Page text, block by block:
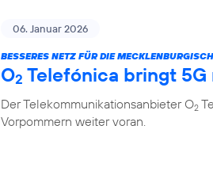
06. Januar 2026
BESSERES NETZ FÜR DIE
O2 Telefónica bringt
Der Telekommunikationsanbieter O2
Vorpommern weiter voran.